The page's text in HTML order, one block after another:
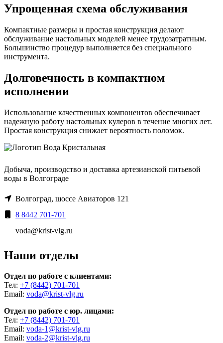
Упрощенная схема обслуживания
Компактные размеры и простая конструкция делают
обслуживание настольных моделей менее трудозатратным.
Большинство процедур выполняется без специального
инструмента.
Долговечность в компактном
исполнении
Использование качественных компонентов обеспечивает
надежную работу настольных кулеров в течение многих лет.
Простая конструкция снижает вероятность поломок.
Добыча, производство и доставка артезианской питьевой
воды в Волгограде
Волгоград, шоссе Авиаторов 121
8 8442 701-701
voda@krist-vlg.ru
Наши отделы
Отдел по работе с клиентами:
Тел: +7 (8442) 701-701
Email: voda@krist-vlg.ru
Отдел по работе с юр. лицами:
Тел: +7 (8442) 701-701
Email: voda-1@krist-vlg.ru
Email: voda-2@krist-vlg.ru